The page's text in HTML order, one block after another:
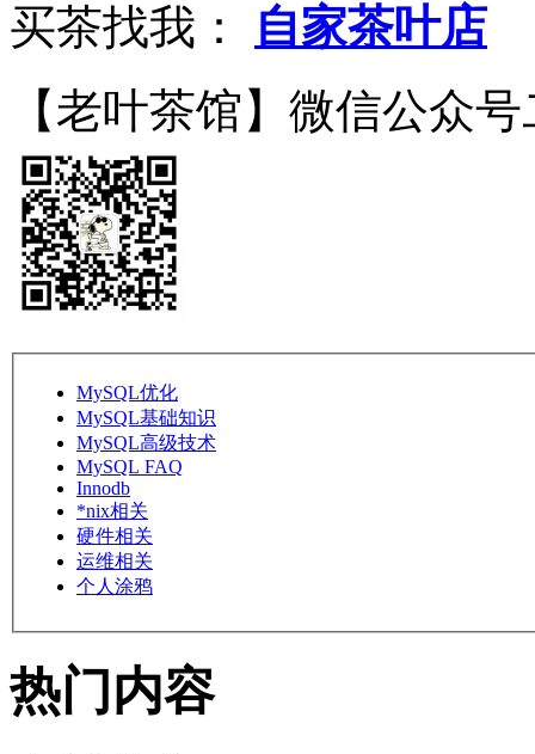
买茶找我：
自家茶叶店
【老叶茶馆】微信公众
MySQL优化
MySQL基础知识
MySQL高级技术
MySQL FAQ
Innodb
*nix相关
硬件相关
运维相关
个人涂鸦
热门内容